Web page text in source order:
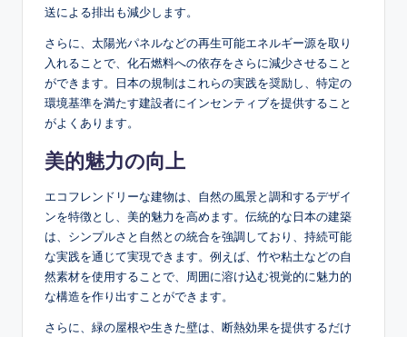
送による排出も減少します。
さらに、太陽光パネルなどの再生可能エネルギー源を取り
入れることで、化石燃料への依存をさらに減少させること
ができます。日本の規制はこれらの実践を奨励し、特定の
環境基準を満たす建設者にインセンティブを提供すること
がよくあります。
美的魅力の向上
エコフレンドリーな建物は、自然の風景と調和するデザイ
ンを特徴とし、美的魅力を高めます。伝統的な日本の建築
は、シンプルさと自然との統合を強調しており、持続可能
な実践を通じて実現できます。例えば、竹や粘土などの自
然素材を使用することで、周囲に溶け込む視覚的に魅力的
な構造を作り出すことができます。
さらに、緑の屋根や生きた壁は、断熱効果を提供するだけ